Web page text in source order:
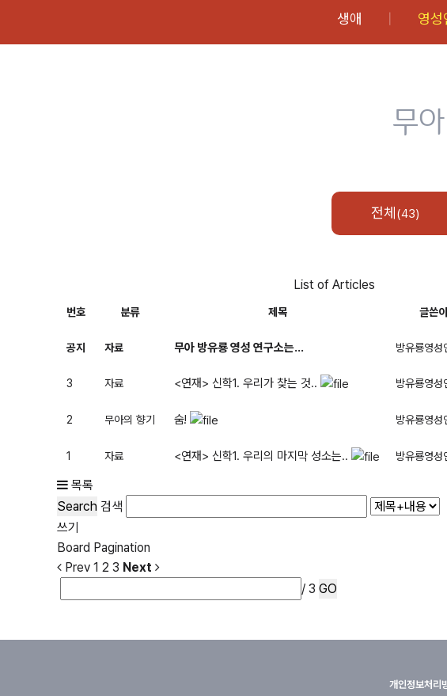
생애 영성
무
전체 (43)
List of Articles
번호 분류 제목 글쓴이
공지 자료 무아 방유룡 영성 연구소는... 방유룡영성
3 자료 <연재> 신학1. 우리가 찾는 것.. 방유룡영성
2 무아의 향기 숨! 방유룡영성
1 자료 <연재> 신학1. 우리의 마지막 성소는.. 방유룡영성
목록
Search 검색
쓰기
Board Pagination
Prev 1 2 3 Next
/ 3 GO
개인정보처리